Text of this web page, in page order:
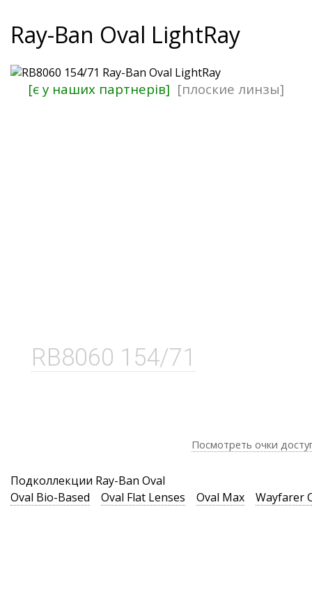
Ray-Ban Oval LightRay
RB8060 154/71
[є у наших партнерів] [плоские линзы]
Посмотреть очки
Подколлекции Ray-Ban Oval
Oval Bio-Based
Oval Flat Lenses Oval Max Wayfarer